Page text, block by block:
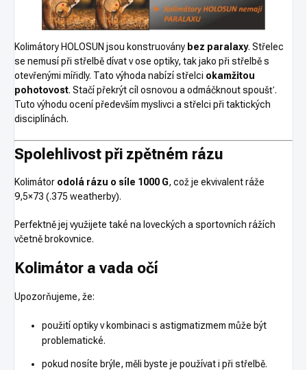
Kolimátory HOLOSUN jsou konstruovány bez paralaxy. Střelec
se nemusí při střelbě dívat v ose optiky, tak jako při střelbě s
otevřenými mířidly. Tato výhoda nabízí střelci okamžitou
pohotovost. Stačí překrýt cíl osnovou a odmáčknout spoušť.
Tuto výhodu ocení především myslivci a střelci při taktických
disciplínách.
Spolehlivost při zpětném rázu
Kolimátor odolá rázu o síle 1000 G, což je ekvivalent ráže
9,5×73 (.375 weatherby).
Perfektně jej využijete také na loveckých a sportovních rážích
včetně brokovnice.
Kolimátor a vada očí
Upozorňujeme, že:
použití optiky v kombinaci s astigmatizmem může být
problematické.
pokud nosíte brýle, měli byste je používat i při střelbě.